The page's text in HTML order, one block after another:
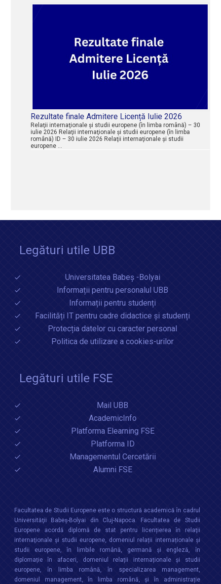
Rezultate finale Admitere Licență Iulie 2026
Relaţii internaţionale şi studii europene (în limba română) – 30
iulie 2026 Relaţii internaţionale şi studii europene (în limba
română) ID – 30 iulie 2026 Relaţii internaţionale şi studii
europene …
Legături utile UBB
Universitatea Babeș -Bolyai
Informații pentru personalul UBB
Informații pentru studenți
Facilități IT pentru cadre didactice și studenți
Protecția datelor cu caracter personal
Politica de utilizare a cookies-urilor
Legături utile FSE
Mail UBB
AcademicInfo
Platforma Elearning FSE
Platforma ID
Managementul Cercetării
Alumni FSE
Facultatea de Studii Europene este o structură academică în cadrul
Universităţii Babeș-Bolyai din Cluj-Napoca. Facultatea de Studii
Europene acordă diplomă de stat pentru licențierea în relaţii
internaţionale şi studii europene, domeniul relații internaționale şi
studii europene, în limbile română, germană și engleză, în
diplomație în afaceri, domeniul relații internaționale și studii
europene, în limba română, în specializarea management,
domeniul management, în limba română, și în administrație